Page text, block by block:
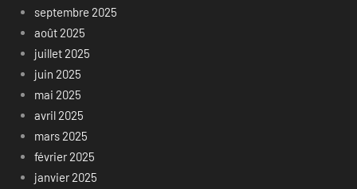
septembre 2025
août 2025
juillet 2025
juin 2025
mai 2025
avril 2025
mars 2025
février 2025
janvier 2025